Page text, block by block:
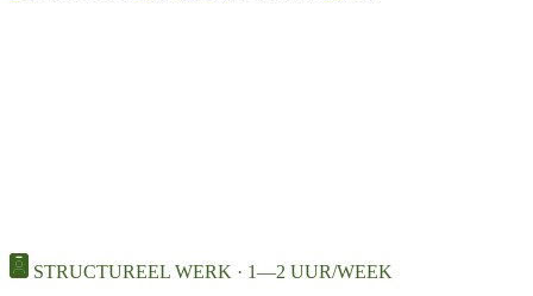
STRUCTUREEL WERK · 1—2 UUR/WEEK